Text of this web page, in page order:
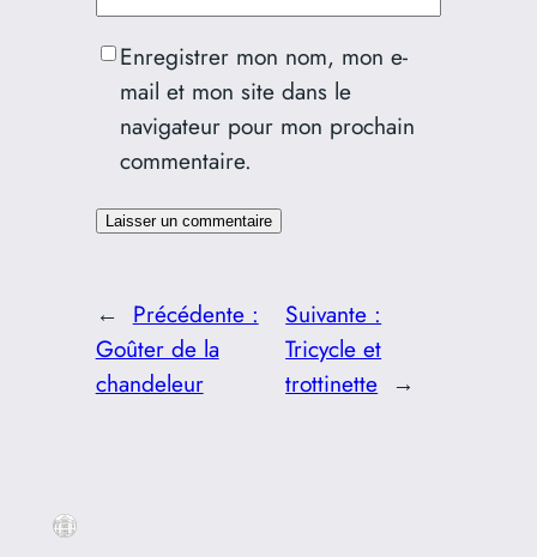
Enregistrer mon nom, mon e-
mail et mon site dans le
navigateur pour mon prochain
commentaire.
← Précédente :
Goûter de la
chandeleur
Suivante :
Tricycle et
trottinette →